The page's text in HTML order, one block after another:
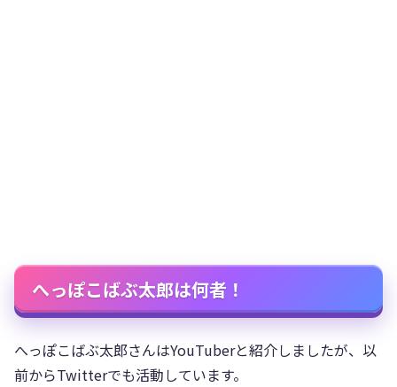
へっぽこばぶ太郎は何者！
へっぽこばぶ太郎さんはYouTuberと紹介しましたが、以
前からTwitterでも活動しています。